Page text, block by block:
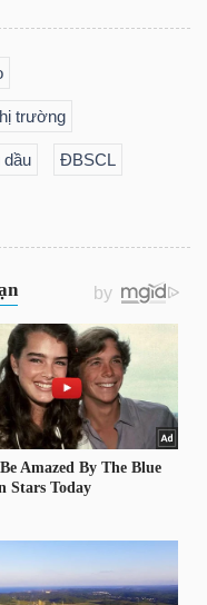
trường
dầu ĐBSCL